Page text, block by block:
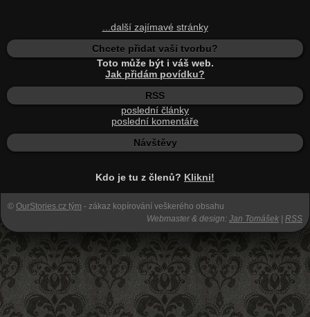
...další zajímavé stránky
Chcete přidat vaši tvorbu?
Toto může být i váš web.
Jak přidám povídku?
RSS
poslední články
poslední komentáře
Návštěvy
Kdo je tu z členů? Klikni!
© OurStories.cz tým - zákaz kopírování veškerého obsahu
Webmaster & design: Jan Tomášek RSS